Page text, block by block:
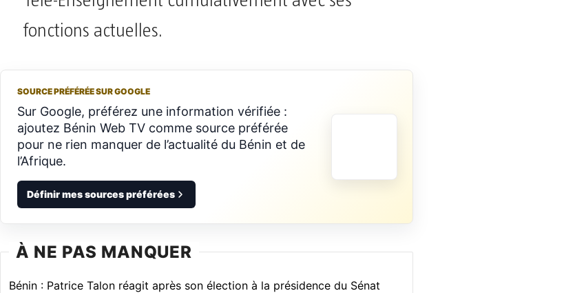
fonctions actuelles.
SOURCE PRÉFÉRÉE SUR GOOGLE
Sur Google, préférez une information vérifiée :
ajoutez Bénin Web TV comme source préférée
pour ne rien manquer de l’actualité du Bénin et de
l’Afrique.
Définir mes sources préférées
À NE PAS MANQUER
Bénin : Patrice Talon réagit après son élection à la présidence du Sénat